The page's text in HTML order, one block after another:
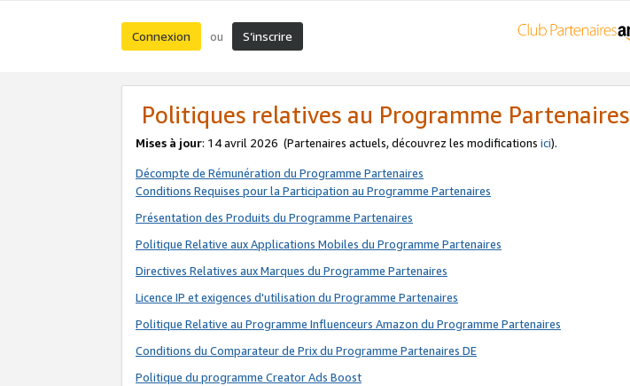
Connexion ou S’inscrire
Politiques relatives au Programme Partenaires
Mises à jour: 14 avril 2026 (Partenaires actuels, découvrez les modifications ici).
Décompte de Rémunération du Programme Partenaires
Conditions Requises pour la Participation au Programme Partenaires
Présentation des Produits du Programme Partenaires
Politique Relative aux Applications Mobiles du Programme Partenaires
Directives Relatives aux Marques du Programme Partenaires
Licence IP et exigences d'utilisation du Programme Partenaires
Politique Relative au Programme Influenceurs Amazon du Programme Partenaires
Conditions du Comparateur de Prix du Programme Partenaires DE
Politique du programme Creator Ads Boost